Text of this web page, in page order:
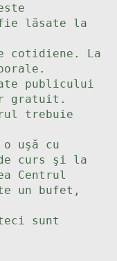
lăsate la
cotidiene. La
publicului
gratuit.
trebuie
uşă cu
curs şi la
Centrul
un bufet,
sunt